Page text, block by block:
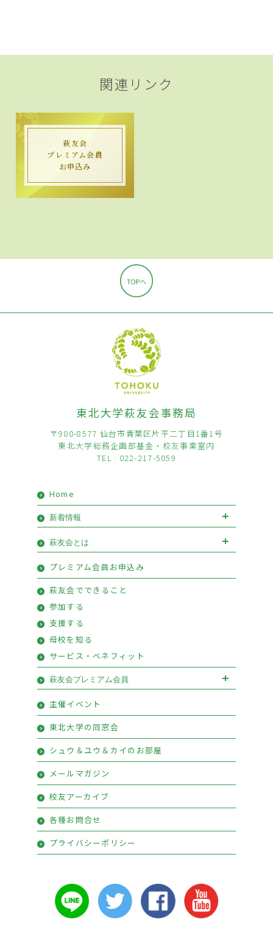
関連リンク
萩友会
プレミアム会員
お申込み
東北大学萩友会事務局
〒980-8577 仙台市青葉区片平二丁目1番1号
東北大学総務企画部基金・校友事業室内
TEL : 022-217-5059
Home
新着情報
お知らせ
イベント
優待情報
活動報告
萩友会とは
会長挨拶
萩友会のご案内
プレミアム会員お申込み
萩友会でできること
参加する
支援する
母校を知る
サービス・ベネフィット
萩友会プレミアム会員
萩友会プレミアム会員お申込み
プレミアム会員特典
主催イベント
東北大学の同窓会
シュウ＆ユウ＆カイのお部屋
メールマガジン
校友アーカイブ
各種お問合せ
プライバシーポリシー